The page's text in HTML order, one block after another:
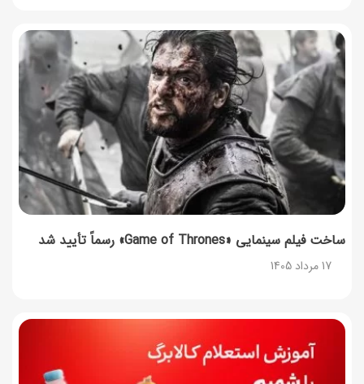
ساخت فیلم سینمایی «Game of Thrones» رسماً تأیید شد
17 مرداد 1405